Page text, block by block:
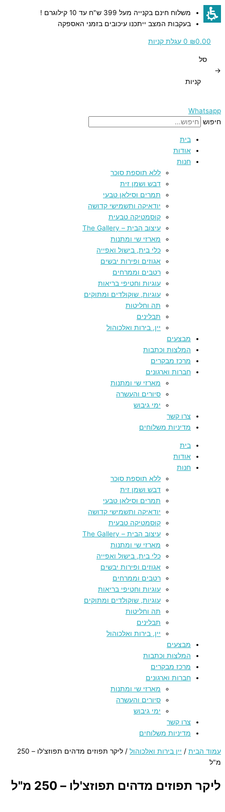
דילוג
לתוכן
משלוח חינם בקנייה מעל 399 ש"ח עד 10 קילוגרם !
בעקבות המצב ייתכנו עיכובים בזמני האספקה
₪0.00
0 עגלת קניות
סל
→
קניות
Whatsapp
חיפוש
בית
אודות
חנות
ללא תוספת סוכר
דבש ושמן זית
תמרים וסילאן טבעי
יודאיקה ותשמישי קדושה
קוסמטיקה טבעית
עיצוב הבית – The Gallery
מארזי שי ומתנות
כלי בית, בישול ואפייה
אגוזים ופירות יבשים
רטבים וממרחים
עוגיות וחטיפי בריאות
עוגיות, שוקולדים ומתוקים
תה וחליטות
תבלינים
יין, בירות ואלכוהול
מבצעים
המלצות וכתבות
מרכז מבקרים
חברות וארגונים
מארזי שי ומתנות
סיורים והעשרה
ימי גיבוש
צרו קשר
מדיניות משלוחים
בית
אודות
חנות
ללא תוספת סוכר
דבש ושמן זית
תמרים וסילאן טבעי
יודאיקה ותשמישי קדושה
קוסמטיקה טבעית
עיצוב הבית – The Gallery
מארזי שי ומתנות
כלי בית, בישול ואפייה
אגוזים ופירות יבשים
רטבים וממרחים
עוגיות וחטיפי בריאות
עוגיות, שוקולדים ומתוקים
תה וחליטות
תבלינים
יין, בירות ואלכוהול
מבצעים
המלצות וכתבות
מרכז מבקרים
חברות וארגונים
מארזי שי ומתנות
סיורים והעשרה
ימי גיבוש
צרו קשר
מדיניות משלוחים
עמוד הבית / יין בירות ואלכוהול
/ ליקר תפוזים מדהים תפוזצ'לו – 250
מ"ל
ליקר תפוזים מדהים תפוזצ'לו – 250 מ"ל
של
ליקר
תפוזים
250
של
יין
תשבי
של
יין
קינוח
של
יין
תשבי
של
יין
תשבי